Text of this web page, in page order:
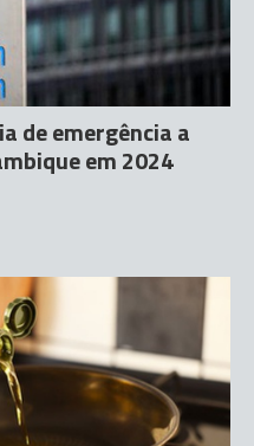
de emergência a
em 2024